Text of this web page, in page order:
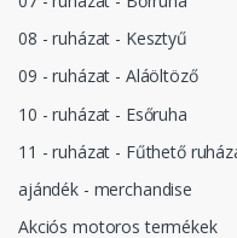
08 - ruházat - Kesztyű
09 - ruházat - Aláöltöző
10 - ruházat - Esőruha
11 - ruházat - Fűthető
ajándék - merchandise
Akciós motoros termékek